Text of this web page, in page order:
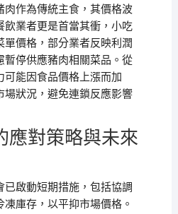
肉作為傳統主食，其價格波
飲業者更是首當其衝，小吃
單價格，部分業者反映利潤
暫停供應豬肉相關菜品。從
可能因食品價格上漲而加
場狀況，避免連鎖反應影響
應對策略與未來
啟動短期措施，包括協調
庫存，以平抑市場價格。